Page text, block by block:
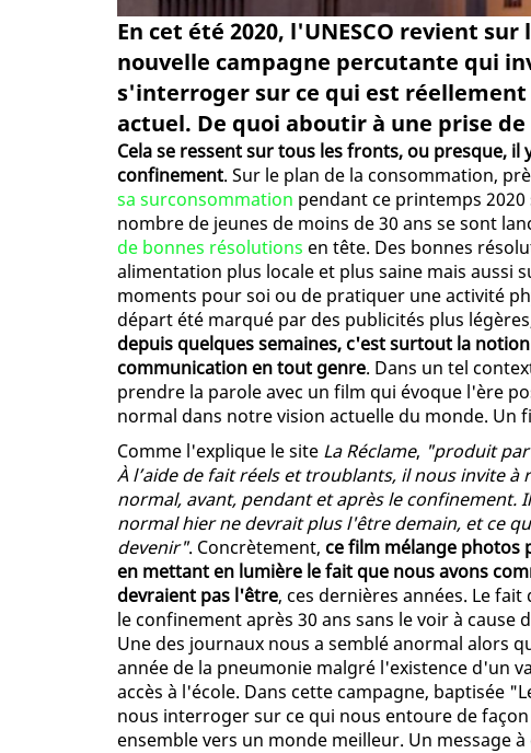
En cet été 2020, l'UNESCO revient
nouvelle campagne percutante qui
s'interroger sur ce qui est
actuel. De quoi aboutir à une prise
Cela se ressent sur tous les fronts, ou presque,
confinement. Sur le plan de la consommation,
sa surconsommation pendant ce printemps
nombre de jeunes de moins de 30 ans se sont
de bonnes résolutions en tête. Des bonnes
alimentation plus locale et plus saine mais
moments pour soi ou de pratiquer une activité
départ été marqué par des publicités plus
depuis quelques semaines, c'est surtout la
communication en tout genre. Dans un tel
prendre la parole avec un film qui évoque l'ère
normal dans notre vision actuelle du monde. Un
Comme l'explique le site La Réclame, "produit par
À l’aide de fait réels et troublants, il nous invite
normal, avant, pendant et après le confinement.
normal hier ne devrait plus l'être demain, et ce
devenir". Concrètement, ce film mélange photos
en mettant en lumière le fait que nous avons
devraient pas l'être, ces dernières années. Le
le confinement après 30 ans sans le voir à
Une des journaux nous a semblé anormal alors
année de la pneumonie malgré l'existence d'un
accès à l'école. Dans cette campagne, baptisée
nous interroger sur ce qui nous entoure de
ensemble vers un monde meilleur. Un message